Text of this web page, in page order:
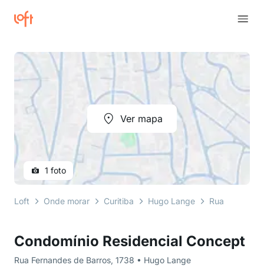
Condomínio Residencial Concept
Rua Fernandes de Barros, 1738 • Hugo Lange
Ver mapa
1 foto
Loft Onde morar Curitiba Hugo Lange Rua